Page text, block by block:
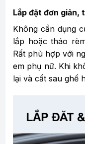
Lắp đặt đơn giản,
Không cần dụng
lắp hoặc tháo
Rất phù hợp với
em phụ nữ. Khi
lại và cất sau ghế